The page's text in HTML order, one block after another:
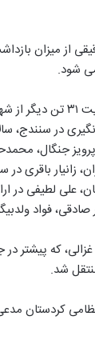
از میزان
شود.
در روز جاری
در سنندج،
جنگال،
زانیار باقری
علی لطیفی در
صادقی، فواد
شد.